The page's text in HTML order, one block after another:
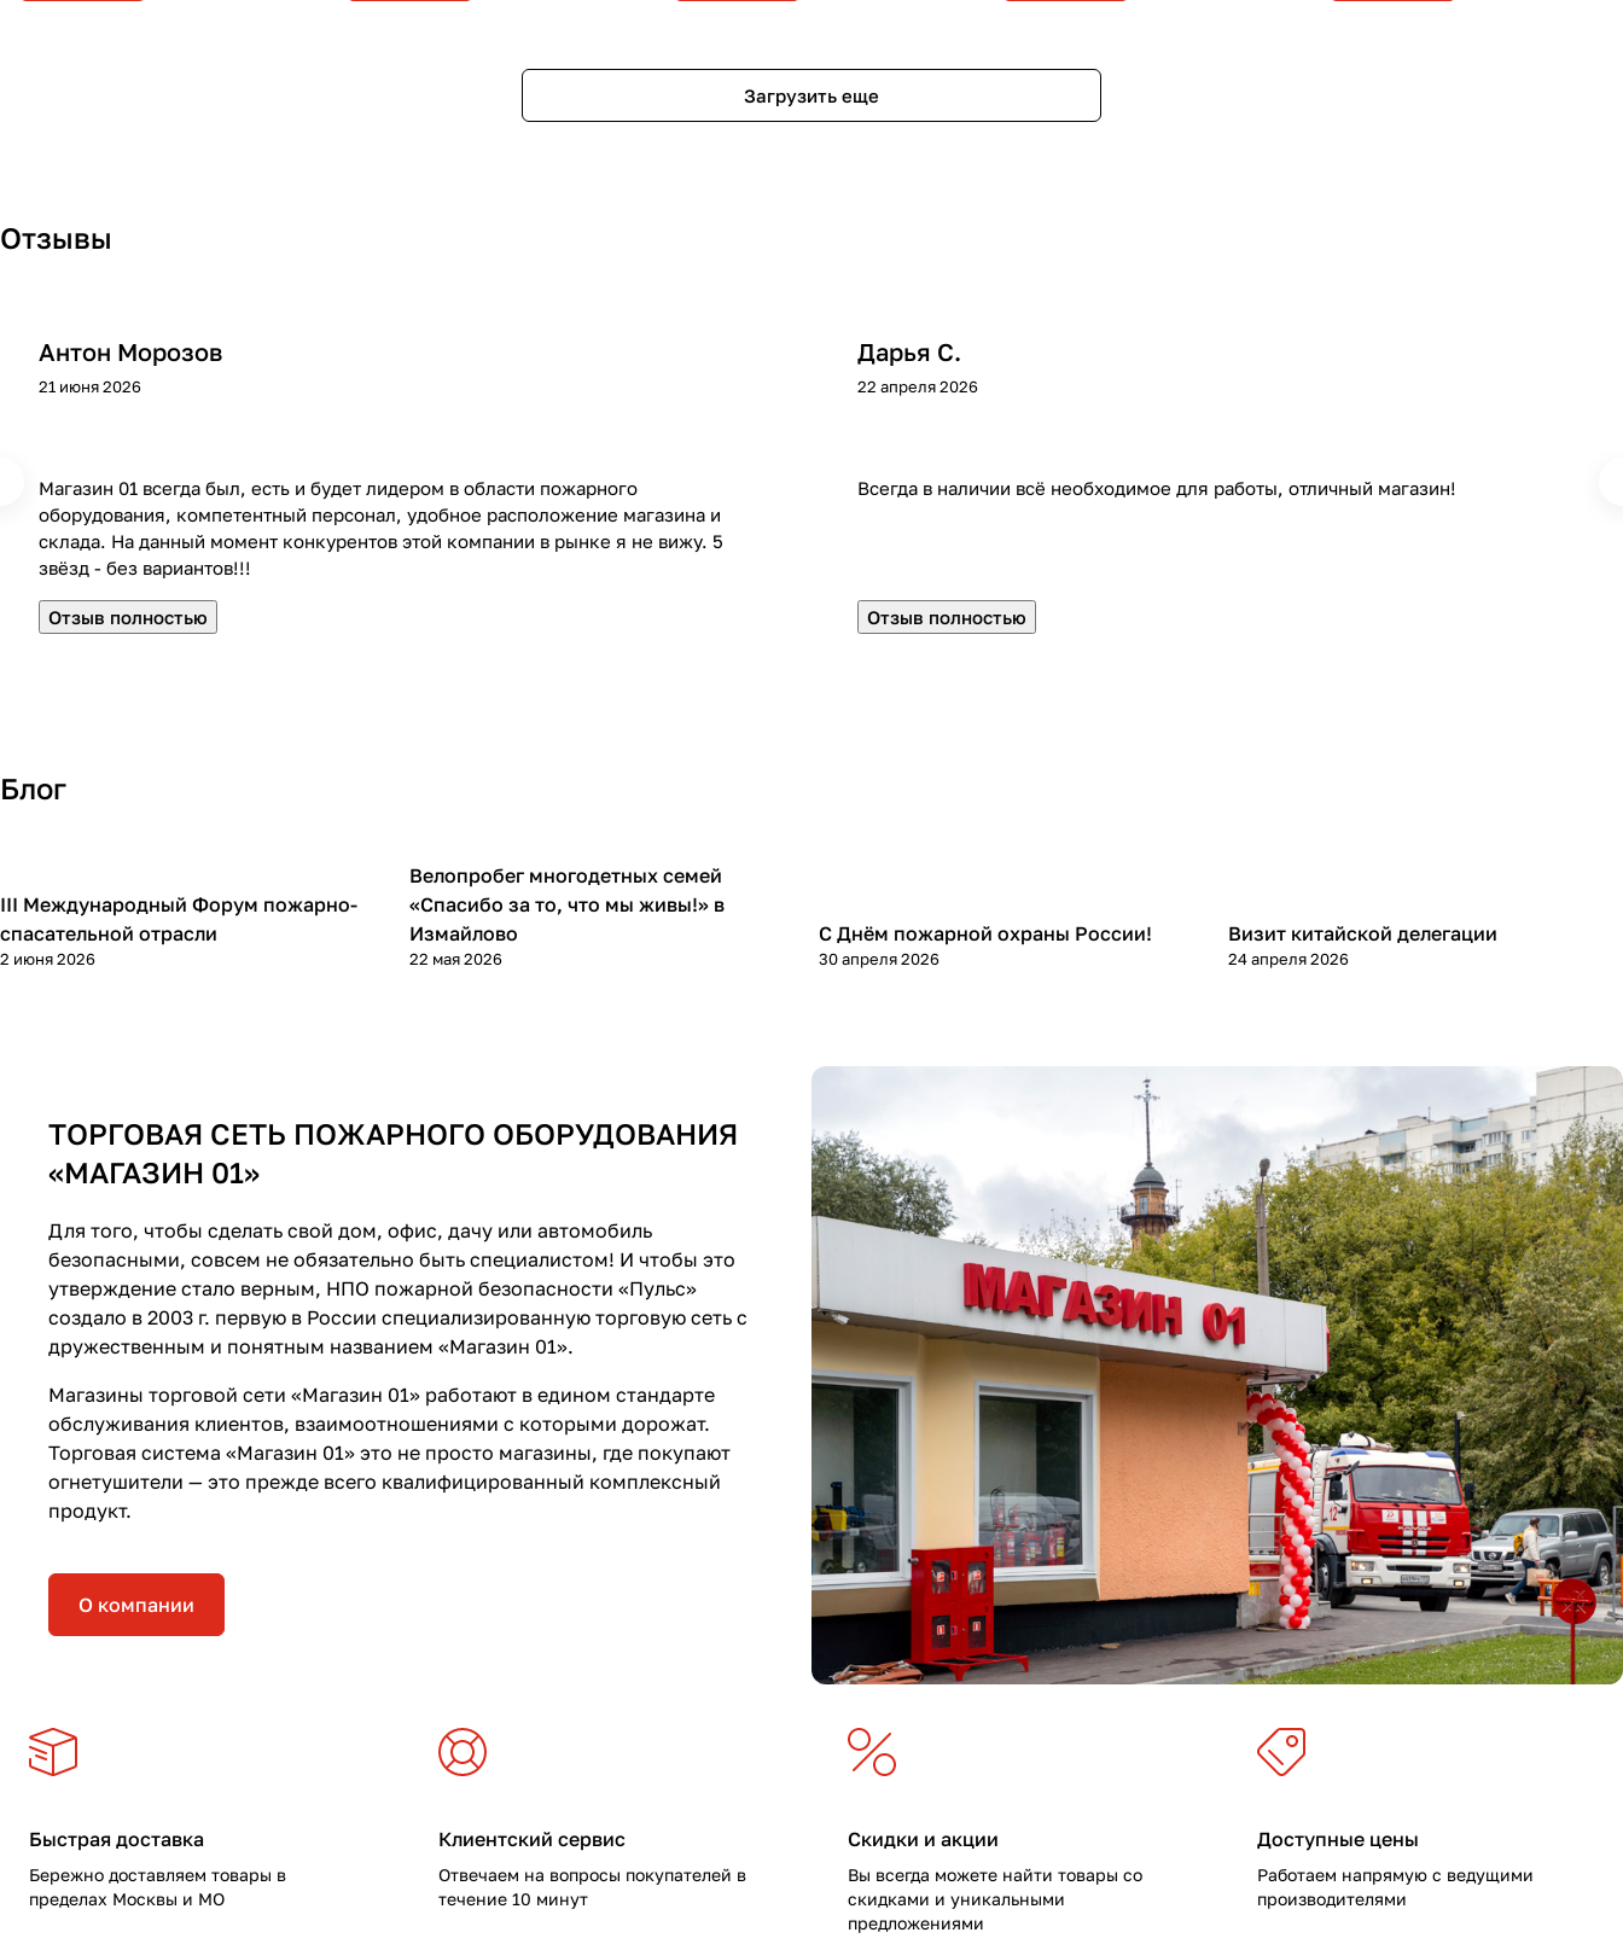
Загрузить еще
Отзывы
Антон Морозов
21 июня 2026
Магазин 01 всегда был, есть и будет лидером в области пожарного
оборудования, компетентный персонал, удобное расположение магазина и
склада. На данный момент конкурентов этой компании в рынке я не вижу. 5
звёзд - без вариантов!!!
Отзыв полностью
Дарья С.
22 апреля 2026
Всегда в наличии всё необходимое для работы, отличный магазин!
Отзыв полностью
Блог
2 июня 2026
III Международный Форум пожарно-
спасательной отрасли
Новости
22 мая 2026
Велопробег многодетных семей
«Спасибо за то, что мы живы!» в
Измайлово
30 апреля 2026
С Днём пожарной охраны России!
24 апреля 2026
Визит китайской делегации
ТОРГОВАЯ СЕТЬ ПОЖАРНОГО ОБОРУДОВАНИЯ
«МАГАЗИН 01»
Для того, чтобы сделать свой дом, офис, дачу или автомобиль
безопасными, совсем не обязательно быть специалистом! И чтобы это
утверждение стало верным, НПО пожарной безопасности «Пульс»
создало в 2003 г. первую в России специализированную торговую сеть с
дружественным и понятным названием «Магазин 01».
Магазины торговой сети «Магазин 01» работают в едином стандарте
обслуживания клиентов, взаимоотношениями с которыми дорожат.
Торговая система «Магазин 01» это не просто магазины, где покупают
огнетушители — это прежде всего квалифицированный комплексный
продукт.
О компании
Быстрая доставка
Бережно доставляем товары в
пределах Москвы и МО
Клиентский сервис
Отвечаем на вопросы покупателей в
течение 10 минут
Скидки и акции
Вы всегда можете найти товары со
скидками и уникальными
предложениями
Доступные цены
Работаем напрямую с ведущими
производителями